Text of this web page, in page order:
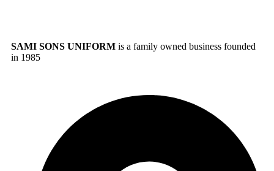
SAMI SONS UNIFORM is a family owned business founded
in 1985